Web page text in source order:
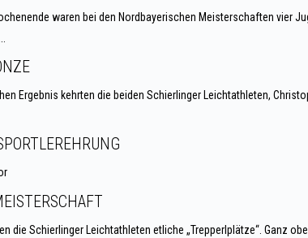
waren bei den Nordbayerischen Meisterschaften vier
Ergebnis kehrten die beiden Schierlinger Leichtathleten,
die Schierlinger Leichtathleten etliche „Trepperlplätze“. Ganz